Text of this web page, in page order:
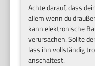
Achte darauf, dass
allem wenn du
kann elektronische
verursachen. Sollte
lass ihn vollständig
anschaltest.